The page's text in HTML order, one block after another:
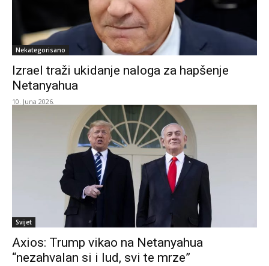
Nekategorisano
Izrael traži ukidanje naloga za hapšenje
Netanyahua
10. Juna 2026.
Svijet
Axios: Trump vikao na Netanyahua
“nezahvalan si i lud, svi te mrze”